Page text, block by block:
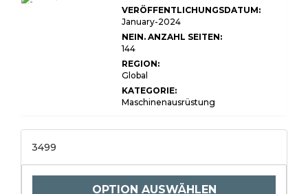
2033 (Status und Ausblick)VERÖFFENTLICHUNGSDATUM:
January-2024
NEIN. ANZAHL SEITEN:
144
REGION:
Global
KATEGORIE:
Maschinenausrüstung
3499
OPTION AUSWÄHLEN